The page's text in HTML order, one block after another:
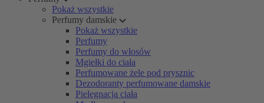
Pokaż wszystkie
Perfumy damskie
Pokaż wszystkie
Perfumy
Perfumy do włosów
Mgiełki do ciała
Perfumowane żele pod prysznic
Dezodoranty perfumowane damskie
Pielęgnacja ciała